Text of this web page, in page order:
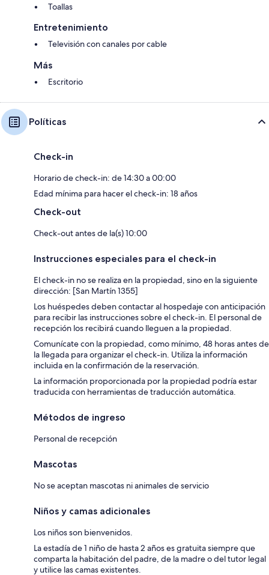
Toallas
Entretenimiento
Televisión con canales por cable
Más
Escritorio
Políticas
Check-in
Horario de check-in: de 14:30 a 00:00
Edad mínima para hacer el check-in: 18 años
Check-out
Check-out antes de la(s) 10:00
Instrucciones especiales para el check-in
El check-in no se realiza en la propiedad, sino en la siguiente
dirección: [San Martín 1355]
Los huéspedes deben contactar al hospedaje con anticipación
para recibir las instrucciones sobre el check-in. El personal de
recepción los recibirá cuando lleguen a la propiedad.
Comunícate con la propiedad, como mínimo, 48 horas antes de
la llegada para organizar el check-in. Utiliza la información
incluida en la confirmación de la reservación.
La información proporcionada por la propiedad podría estar
traducida con herramientas de traducción automática.
Métodos de ingreso
Personal de recepción
Mascotas
No se aceptan mascotas ni animales de servicio
Niños y camas adicionales
Los niños son bienvenidos.
La estadía de 1 niño de hasta 2 años es gratuita siempre que
comparta la habitación del padre, de la madre o del tutor legal
y utilice las camas existentes.